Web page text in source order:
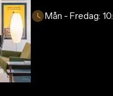
Mån - Fredag: